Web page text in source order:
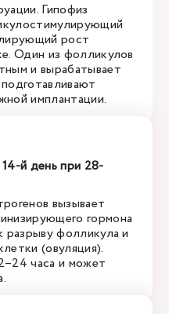
Гипофиз
рост
Один из фолликулов
и вырабатывает
имплантации.
й день при 28-
вызывает
гормона
фолликула и
(овуляция).
часа и может